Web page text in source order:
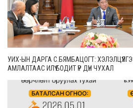
УИХ-ЫН ДАРГА С.БЯМБАЦОГТ:
АМЛАЛТААС ИЛҮҮ БОДИТ ҮР ДҮН ЧУХАЛ